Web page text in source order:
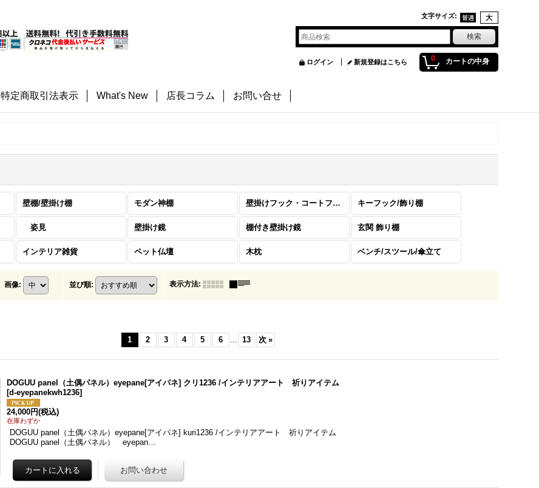
文字サイズ:
0 カートの中身
ログイン 新規登録はこちら
特定商取引法表示 What's New 店長コラム お問い合せ
壁棚/壁掛け棚 モダン神棚 壁掛けフック・コートフック キーフック/飾り棚
姿見 壁掛け鏡 棚付き壁掛け鏡 玄関 飾り棚
インテリア雑貨 ペット仏壇 木枕 ベンチ/スツール/傘立て
画像: 並び順: 表示方法:
1 2 3 4 5 6 ... 13 次 »
DOGUU panel（土偶パネル）eyepane[アイパネ] クリ1236 /インテリアアート 祈りアイテム
[d-eyepanekwh1236]
24,000円(税込)
在庫わずか
DOGUU panel（土偶パネル）eyepane[アイパネ] kuri1236 /インテリアアート 祈りアイテム
DOGUU panel（土偶パネル） eyepan…